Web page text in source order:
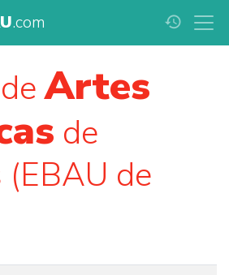
.com history
Artes
de
(EBAU de